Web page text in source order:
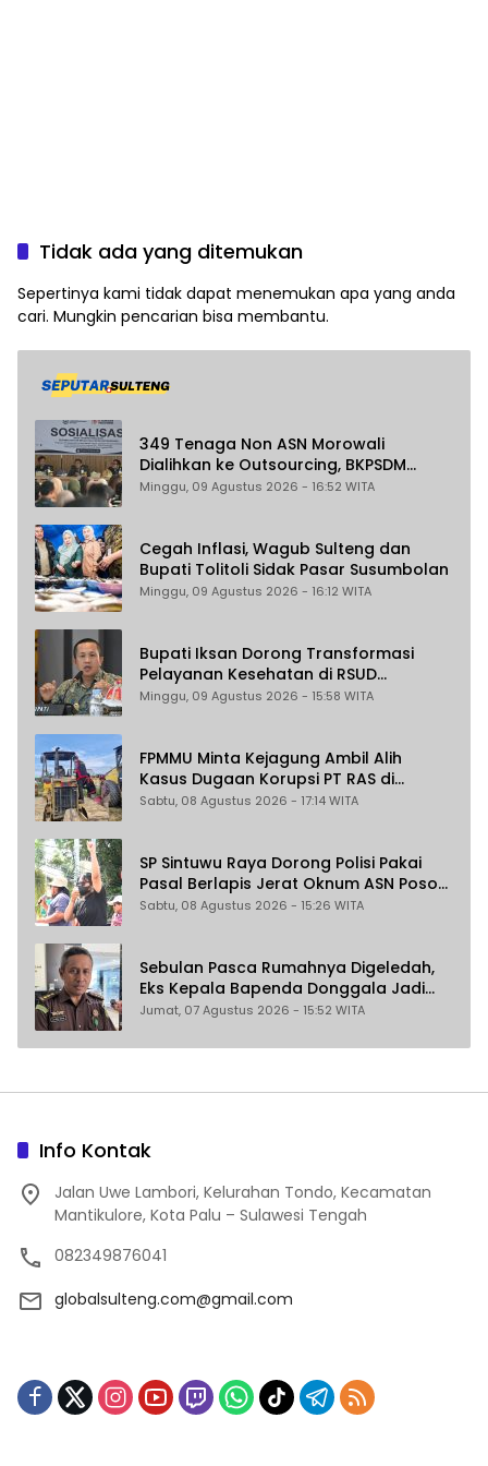
Tidak ada yang ditemukan
Sepertinya kami tidak dapat menemukan apa yang anda
cari. Mungkin pencarian bisa membantu.
349 Tenaga Non ASN Morowali
Dialihkan ke Outsourcing, BKPSDM
Pastikan Gaji Tak Berubah dan Dapat
Minggu, 09 Agustus 2026 - 16:52 WITA
Cegah Inflasi, Wagub Sulteng dan
Bupati Tolitoli Sidak Pasar Susumbolan
Minggu, 09 Agustus 2026 - 16:12 WITA
Bupati Iksan Dorong Transformasi
Pelayanan Kesehatan di RSUD
Morowali
Minggu, 09 Agustus 2026 - 15:58 WITA
FPMMU Minta Kejagung Ambil Alih
Kasus Dugaan Korupsi PT RAS di
Morowali Utara
Sabtu, 08 Agustus 2026 - 17:14 WITA
SP Sintuwu Raya Dorong Polisi Pakai
Pasal Berlapis Jerat Oknum ASN Poso
Terlibat Dugaan Pelecehan Seksual
Sabtu, 08 Agustus 2026 - 15:26 WITA
Sebulan Pasca Rumahnya Digeledah,
Eks Kepala Bapenda Donggala Jadi
Tersangka Dugaan Korupsi
Jumat, 07 Agustus 2026 - 15:52 WITA
Info Kontak
Jalan Uwe Lambori, Kelurahan Tondo, Kecamatan
Mantikulore, Kota Palu – Sulawesi Tengah
082349876041
globalsulteng.com@gmail.com